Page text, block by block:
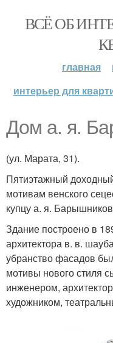
ВСЁ ОБ
главная
интерьер для
Дом а. я.
(ул. Марата, 31).
Пятиэтажный
мотивам венского
купцу а. я.
Здание построено в
архитектора в. в.
убранство фасадов
мотивы нового стиля
инженером,
художником,